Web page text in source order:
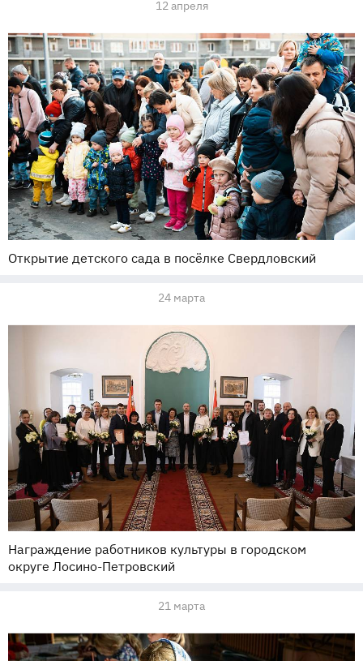
12 апреля
Открытие детского сада в посёлке Свердловский
24 марта
Награждение работников культуры в городском
округе Лосино-Петровский
21 марта